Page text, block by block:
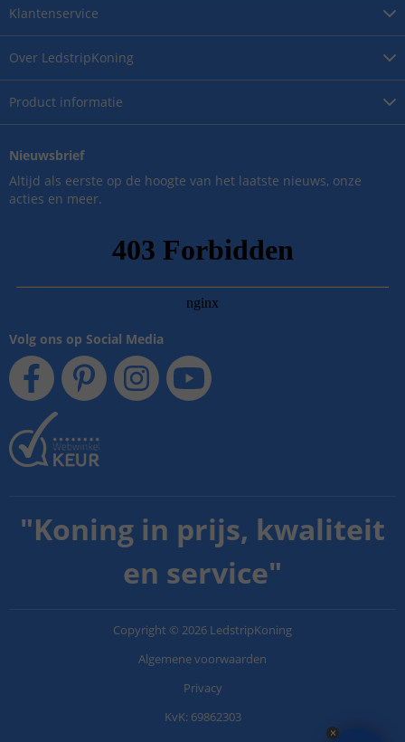
Over LedstripKoning
Product informatie
Klantenservice
Nieuwsbrief
Altijd als eerste op de hoogte van het laatste nieuws, onze
acties en meer.
Volg ons op Social Media
"Koning in prijs, kwaliteit
en service"
Copyright © 2026 LedstripKoning
Algemene voorwaarden
Privacy
KvK: 69862303